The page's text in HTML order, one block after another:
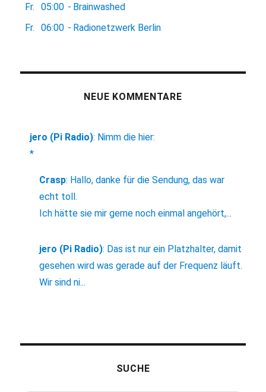
Fr.
05:00 - Brainwashed
Fr.
06:00 - Radionetzwerk Berlin
NEUE KOMMENTARE
jero (Pi Radio): Nimm die hier:
*
Crasp: Hallo, danke für die Sendung, das war
echt toll.
Ich hätte sie mir gerne noch einmal angehört,...
jero (Pi Radio): Das ist nur ein Platzhalter, damit
gesehen wird was gerade auf der Frequenz läuft.
Wir sind ni...
SUCHE